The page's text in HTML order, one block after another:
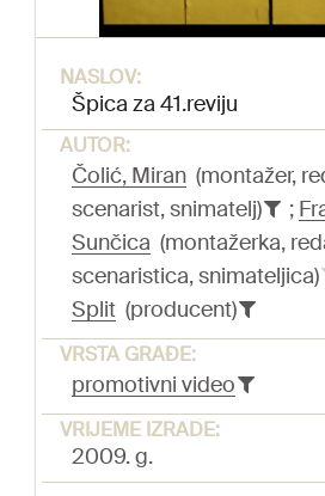
NASLOV:
Špica za 41.reviju
AUTOR:
Čolić, Miran (montažer,
scenarist, snimatelj)
;
Sunčica (montažerka,
scenaristica, snimateljica)
Split (producent)
VRSTA GRAĐE:
promotivni video
VRIJEME IZRADE:
2009. g.